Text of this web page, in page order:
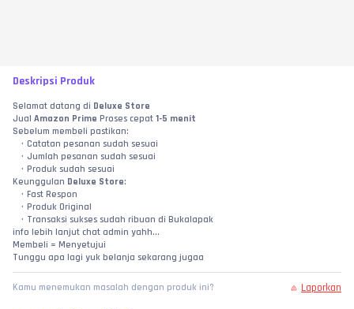
Deskripsi Produk
Selamat datang di Deluxe Store
Jual Amazon Prime Proses cepat 1-5 menit
Sebelum membeli pastikan:
Catatan pesanan sudah sesuai
Jumlah pesanan sudah sesuai
Produk sudah sesuai
Keunggulan Deluxe Store:
Fast Respon
Produk Original
Transaksi sukses sudah ribuan di Bukalapak
info lebih lanjut chat admin yahh...
Membeli = Menyetujui
Tunggu apa lagi yuk belanja sekarang jugaa
Kamu menemukan masalah dengan produk ini? Laporkan